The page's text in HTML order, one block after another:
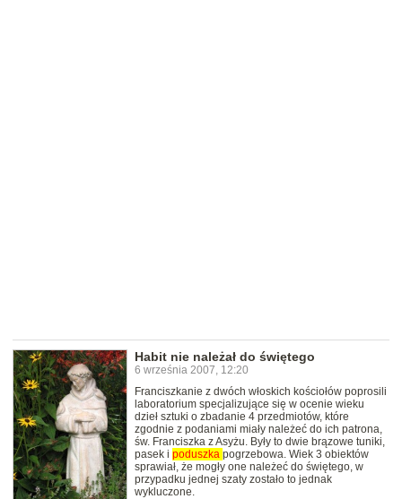
Habit nie należał do świętego
6 września 2007, 12:20
Franciszkanie z dwóch włoskich kościołów poprosili
laboratorium specjalizujące się w ocenie wieku
dzieł sztuki o zbadanie 4 przedmiotów, które
zgodnie z podaniami miały należeć do ich patrona,
św. Franciszka z Asyżu. Były to dwie brązowe tuniki,
pasek i poduszka pogrzebowa. Wiek 3 obiektów
sprawiał, że mogły one należeć do świętego, w
przypadku jednej szaty zostało to jednak
wykluczone.